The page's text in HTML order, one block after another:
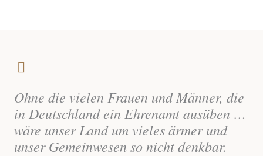
Ohne die vielen Frauen und Männer, die
in Deutschland ein Ehrenamt ausüben …
wäre unser Land um vieles ärmer und
unser Gemeinwesen so nicht denkbar.